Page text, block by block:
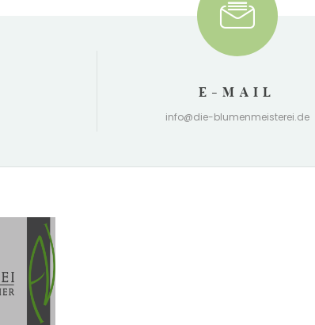
E-MAIL
info@die-blumenmeisterei.de